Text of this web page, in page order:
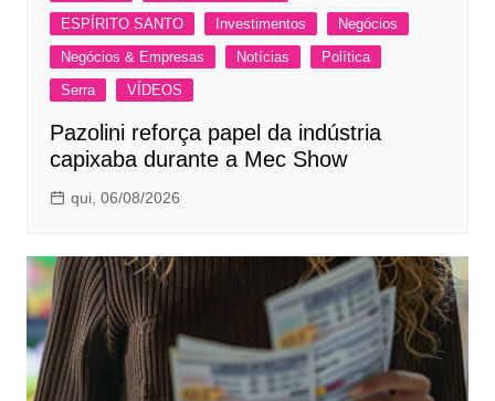
ESPÍRITO SANTO
Investimentos
Negócios
Negócios & Empresas
Notícias
Política
Serra
VÍDEOS
Pazolini reforça papel da indústria
capixaba durante a Mec Show
qui, 06/08/2026